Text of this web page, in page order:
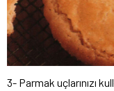
3- Parmak uçlarınızı